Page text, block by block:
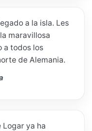
a la isla. Les
maravillosa
a todos los
de Alemania.
ya ha